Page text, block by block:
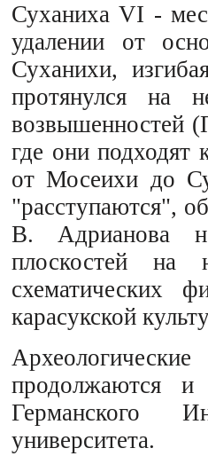
Суханиха VI -
удалении от
Суханихи,
протянулся на
возвышенностей
где они подходят
от Мосеихи до
"расступаются",
В. Адрианова
плоскостей на
схематических
карасукской
продолжаются и
Германского
университета.